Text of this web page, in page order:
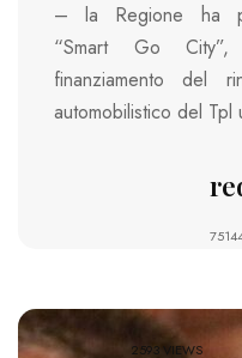
– la Regione ha
“Smart Go
finanziamento del
automobilistico del
2593 VIEWS